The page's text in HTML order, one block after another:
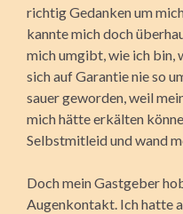
richtig Gedanken um
kannte mich doch
mich umgibt, wie ich bin,
sich auf Garantie nie so
sauer geworden, weil
mich hätte erkälten
Selbstmitleid und wand
Doch mein Gastgeber
Augenkontakt. Ich hatte